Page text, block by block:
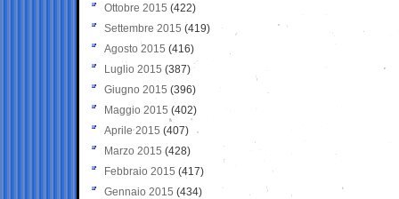
Ottobre 2015 (422)
Settembre 2015 (419)
Agosto 2015 (416)
Luglio 2015 (387)
Giugno 2015 (396)
Maggio 2015 (402)
Aprile 2015 (407)
Marzo 2015 (428)
Febbraio 2015 (417)
Gennaio 2015 (434)